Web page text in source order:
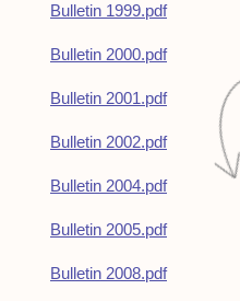
Bulletin 1999.pdf
Bulletin 2000.pdf
Bulletin 2001.pdf
Bulletin 2002.pdf
Bulletin 2004.pdf
Bulletin 2005.pdf
Bulletin 2008.pdf